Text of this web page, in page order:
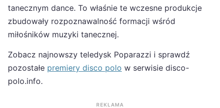
tanecznym dance. To właśnie te wczesne produkcje
zbudowały rozpoznawalność formacji wśród
miłośników muzyki tanecznej.
Zobacz najnowszy teledysk Poparazzi i sprawdź
pozostałe premiery disco polo w serwisie disco-
polo.info.
REKLAMA